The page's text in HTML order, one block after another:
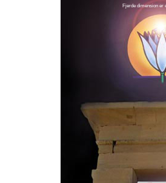
Fjerde dimension er